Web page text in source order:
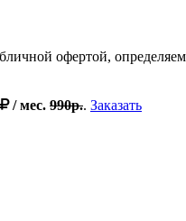
офертой,
/ мес. 990р.. Заказать